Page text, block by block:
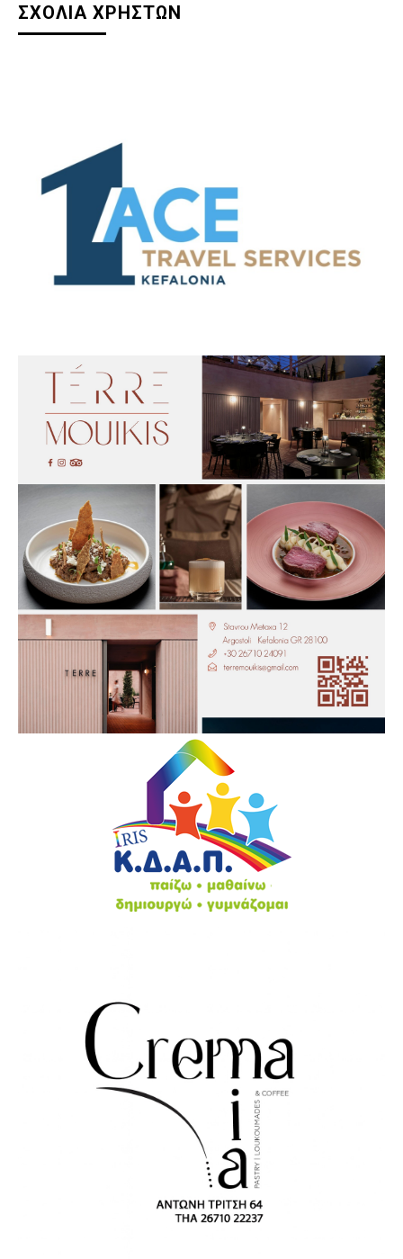
ΣΧΟΛΙΑ ΧΡΗΣΤΩΝ